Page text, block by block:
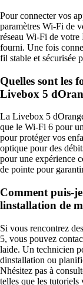
Pour connecter vos
paramètres Wi-Fi de
réseau Wi-Fi de votre
fourni. Une fois
fil stable et sécurisée
Quelles sont les
Livebox 5
La Livebox 5
que le Wi-Fi 6 pour
pour protéger vos
optique pour des
pour une expérience
de pointe pour
Comment puis-
linstallation de
Si vous rencontrez
5, vous pouvez
laide. Un technicien
dinstallation ou
Nhésitez pas à
telles que les